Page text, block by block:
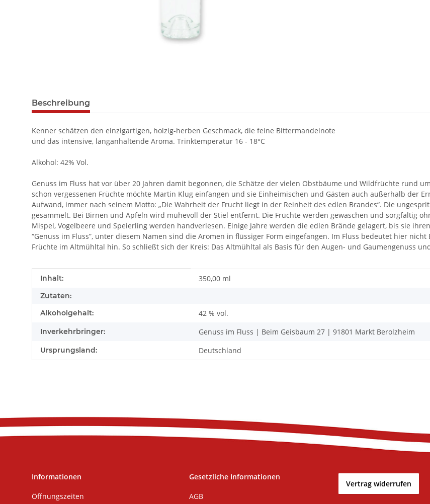
Beschreibung
Kenner schätzen den einzigartigen, holzig-herben Geschmack, die feine Bittermandelnote
und das intensive, langanhaltende Aroma. Trinktemperatur 16 - 18°C
Alkohol: 42% Vol.
Genuss im Fluss hat vor über 20 Jahren damit begonnen, die Schätze der vielen Obstbäume und Wildfrüchte rund
schon vergessenen Früchte möchte Martin Klug einfangen und sie Einheimischen und Gästen auch außerhalb der
Aufwand, immer nach seinem Motto: „Die Wahrheit der Frucht liegt in der Reinheit des edlen Brandes“. Die
gesammelt. Bei Birnen und Äpfeln wird mühevoll der Stiel entfernt. Die Früchte werden gewaschen und sorgfältig
Mispel, Vogelbeere und Speierling werden handverlesen. Einige Jahre werden die edlen Brände gelagert, bis sie
“Genuss im Fluss”, unter diesem Namen sind die Aromen in flüssiger Form eingefangen. Im Fluss bedeutet hier
Früchte im Altmühltal hin. So schließt sich der Kreis: Das Altmühltal als Basis für den Augen- und Gaumengenuss
Produkteigenschaft
Wert
Inhalt: 350,00 ml
Zutaten:
Alkoholgehalt:
42 % vol.
Inverkehrbringer: Genuss im Fluss | Beim Geisbaum 27 | 91801 Markt Berolzheim
Ursprungsland: Deutschland
Informationen
Öffnungszeiten
Gesetzliche Informationen
AGB
Vertrag widerrufen